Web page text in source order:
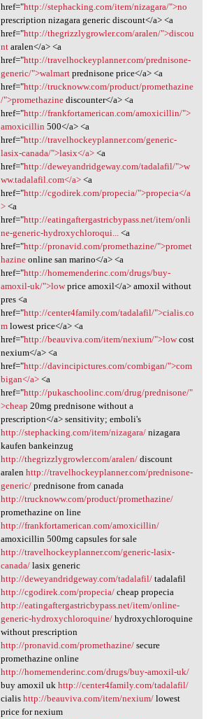
href="http://stephacking.com/item/nizagara/">no
prescription nizagara generic discount</a> <a
href="http://thegrizzlygrowler.com/aralen/">discou
ntaralen</a> <a
href="http://travelhockeyplanner.com/prednisone-
generic/">walmartprednisone price</a> <a
href="http://trucknoww.com/product/promethazine
/">promethazinediscounter</a> <a
href="http://frankfortamerican.com/amoxicillin/">
amoxicillin 500</a> <a
href="http://travelhockeyplanner.com/generic-
lasix-canada/">lasix</a><a
href="http://deweyandridgeway.com/tadalafil/">w
ww.tadalafil.com</a><a
href="http://cgodirek.com/propecia/">propecia</a
><a
href="http://eatingaftergastricbypass.net/item/onli
ne-generic-hydroxychloroqui...<a
href="http://pronavid.com/promethazine/">promet
hazineonline san marino</a> <a
href="http://homemenderinc.com/drugs/buy-
amoxil-uk/">lowprice amoxil</a> amoxil without
pres <a
href="http://center4family.com/tadalafil/">cialis.co
mlowest price</a> <a
href="http://beauviva.com/item/nexium/">lowcost
nexium</a> <a
href="http://davincipictures.com/combigan/">com
bigan</a><a
href="http://pukaschoolinc.com/drug/prednisone/"
>cheap 20mg prednisone without a
prescription</a> sensitivity; emboli's
http://stephacking.com/item/nizagara/nizagara
kaufen bankeinzug
http://thegrizzlygrowler.com/aralen/discount
aralen http://travelhockeyplanner.com/prednisone-
generic/prednisone from canada
http://trucknoww.com/product/promethazine/
promethazine on line
http://frankfortamerican.com/amoxicillin/
amoxicillin 500mg capsules for sale
http://travelhockeyplanner.com/generic-lasix-
canada/lasix generic
http://deweyandridgeway.com/tadalafil/tadalafil
http://cgodirek.com/propecia/cheap propecia
http://eatingaftergastricbypass.net/item/online-
generic-hydroxychloroquine/hydroxychloroquine
without prescription
http://pronavid.com/promethazine/secure
promethazine online
http://homemenderinc.com/drugs/buy-amoxil-uk/
buy amoxil uk http://center4family.com/tadalafil/
cialis http://beauviva.com/item/nexium/lowest
price for nexium